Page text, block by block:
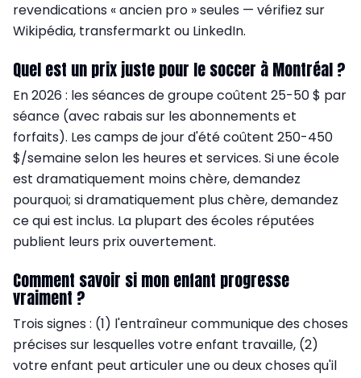
revendications « ancien pro » seules — vérifiez sur
Wikipédia, transfermarkt ou LinkedIn.
Quel est un prix juste pour le soccer à Montréal ?
En 2026 : les séances de groupe coûtent 25-50 $ par
séance (avec rabais sur les abonnements et
forfaits). Les camps de jour d'été coûtent 250-450
$/semaine selon les heures et services. Si une école
est dramatiquement moins chère, demandez
pourquoi; si dramatiquement plus chère, demandez
ce qui est inclus. La plupart des écoles réputées
publient leurs prix ouvertement.
Comment savoir si mon enfant progresse
vraiment ?
Trois signes : (1) l'entraîneur communique des choses
précises sur lesquelles votre enfant travaille, (2)
votre enfant peut articuler une ou deux choses qu'il